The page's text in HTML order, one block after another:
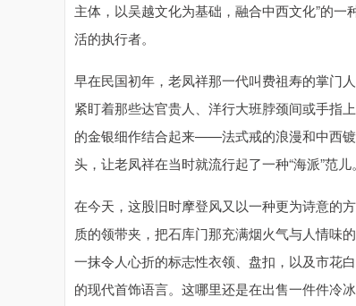
主体，以吴越文化为基础，融合中西文化”的
活的执行者。
早在民国初年，老凤祥那一代叫费祖寿的掌门
紧盯着那些达官贵人、洋行大班脖颈间或手指
的金银细作结合起来——法式戒的浪漫和中西
头，让老凤祥在当时就流行起了一种“海派”范儿。
在今天，这股旧时摩登风又以一种更为诗意的
质的领带夹，把石库门那充满烟火气与人情
一抹令人心折的标志性衣领、盘扣，以及市花
的现代首饰语言。这哪里还是在出售一件件冷